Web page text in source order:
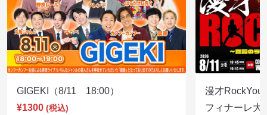
GIGEKI（8/11 18:00）
¥1300 (税込)
漫才RockYou
フィナーレ